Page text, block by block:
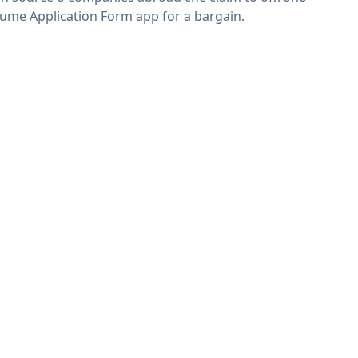
Application Form app for a bargain.